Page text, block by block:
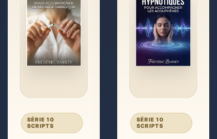
SÉRIE 10
SCRIPTS
SÉRIE 10
SCRIPTS